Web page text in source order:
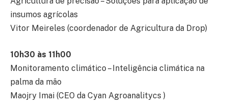
insumos agrícolas
Vitor Meireles (coordenador de Agricultura da Drop)
10h30 às 11h00
Monitoramento climático – Inteligência climática na
palma da mão
Maojry Imai (CEO da Cyan Agroanalitycs )